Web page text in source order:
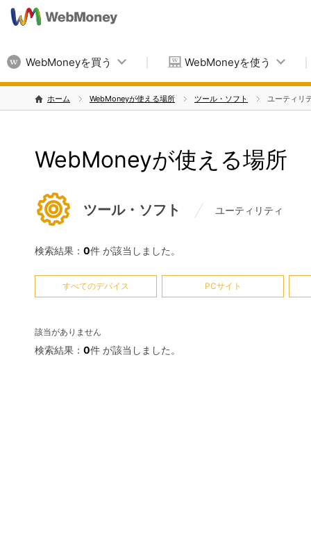
WebMoneyを買う WebMoneyを使う
ホーム WebMoneyが使える場所 ツール・ソフト ユーティリ
WebMoneyが使える場所
ツール・ソフト ユーティリティ
検索結果： 0件 が該当しました。
すべてのデバイス PCサイト
該当がありません
検索結果： 0件 が該当しました。